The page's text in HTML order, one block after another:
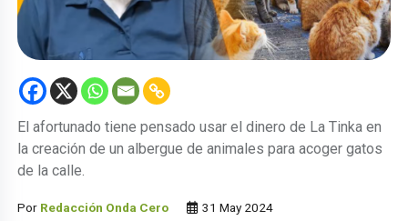
El afortunado tiene pensado usar el dinero de La Tinka en
la creación de un albergue de animales para acoger gatos
de la calle.
Por Redacción Onda Cero 31 May 2024